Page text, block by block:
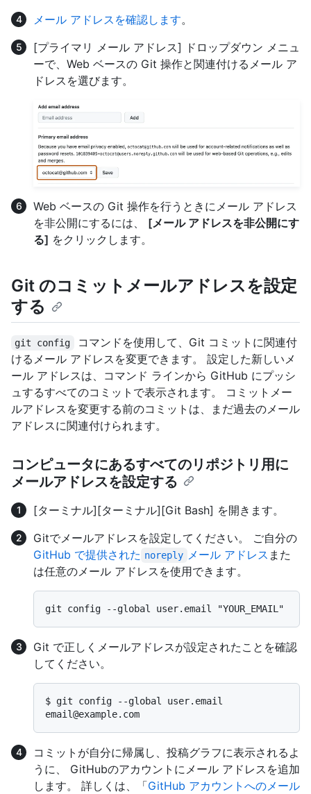
メール アドレスを確認します。
[プライマリ メール アドレス] ドロップダウン メニュ
ーで、Web ベースの Git 操作と関連付けるメール ア
ドレスを選びます。
Web ベースの Git 操作を行うときにメール アドレス
を非公開にするには、 [メール アドレスを非公開にす
る] をクリックします。
Git のコミットメールアドレスを設定
する
git config
コマンドを使用して、Git コミットに関連付
けるメール アドレスを変更できます。 設定した新しいメ
ール アドレスは、コマンド ラインから GitHub にプッシ
ュするすべてのコミットで表示されます。 コミットメー
ルアドレスを変更する前のコミットは、まだ過去のメール
アドレスに関連付けられます。
コンピュータにあるすべてのリポジトリ用に
メールアドレスを設定する
[ターミナル][ターミナル][Git Bash] を開きます。
Gitでメールアドレスを設定してください。 ご自分の
GitHub で提供された noreply メール アドレス また
は任意のメール アドレスを使用できます。
Git で正しくメールアドレスが設定されたことを確認
してください。
$ git config --global user.email
コミットが自分に帰属し、投稿グラフに表示されるよ
うに、 GitHubのアカウントにメール アドレスを追加
します。 詳しくは、「GitHub アカウントへのメール